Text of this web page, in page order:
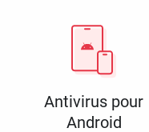
Antivirus pour
Android